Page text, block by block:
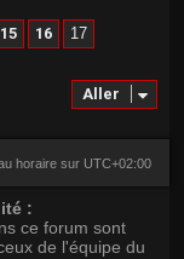
15 16 17
Aller
horaire sur UTC+02:00
:
ce forum sont
de l'équipe du